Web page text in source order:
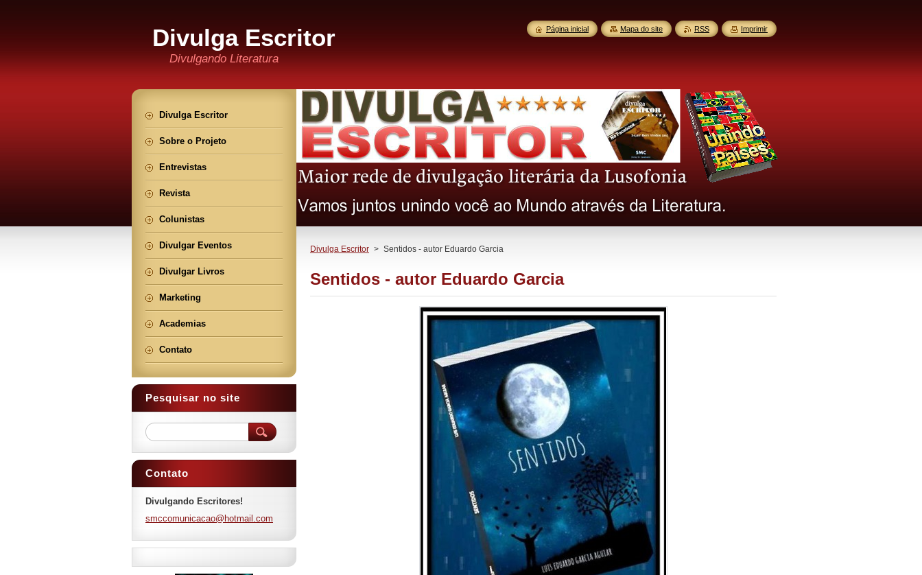
Divulga Escritor
Divulgando Literatura
Divulga Escritor > Sentidos - autor Eduardo Garcia
Sentidos - autor Eduardo Garcia
Divulga Escritor
Sobre o Projeto
Entrevistas
Revista
Colunistas
Divulgar Eventos
Divulgar Livros
Marketing
Academias
Contato
Pesquisar no site
Contato
Divulgando Escritores!
smccomunicacao@hotmail.com
Página inicial Mapa do site RSS Imprimir